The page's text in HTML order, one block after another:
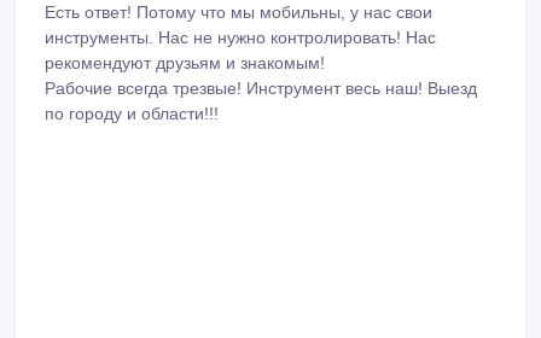
Есть ответ! Потому что мы мобильны, у нас свои
инструменты. Нас не нужно контролировать! Нас
рекомендуют друзьям и знакомым!
Рабочие всегда трезвые! Инструмент весь наш! Выезд
по городу и области!!!